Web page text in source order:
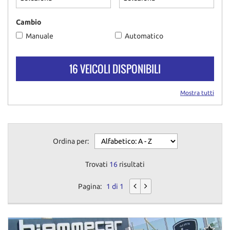
Cambio
Manuale
Automatico
16 VEICOLI DISPONIBILI
Mostra tutti
Ordina per:
Trovati 16 risultati
Pagina: 1 di 1
questi
strumenti
di
tracciamento
cookie
e